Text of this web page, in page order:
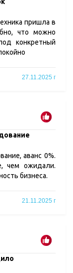
пришла в
что можно
конкретный
27.11.2025 г
аванс 0%.
чем ожидали.
бизнеса.
21.11.2025 г